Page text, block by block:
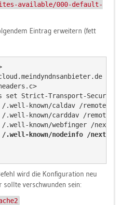
available/000-default-
Ein­trag er­wei­tern (fett
set Strict-Transport-
.well-known/caldav /
.well-known/carddav /
.well-known/webfinger /
/.well-known/nodeinfo /
wird die Kon­fi­gu­ra­ti­on neu
soll­te ver­schwun­den sein: